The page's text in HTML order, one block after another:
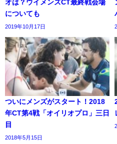
オは？ウイメンズCT最終戦会場
についても
2019年10月17日
ついにメンズがスタート！2018
年CT第4戦「オイリオプロ」三日
目
2018年5月15日